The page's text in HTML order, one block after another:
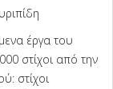
έργα του
στίχοι από την
στίχοι